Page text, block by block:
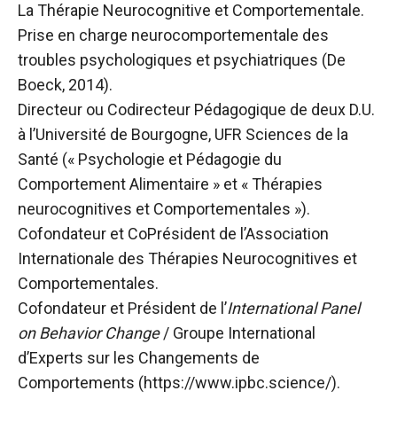
La Thérapie Neurocognitive et Comportementale.
Prise en charge neurocomportementale des
troubles psychologiques et psychiatriques (De
Boeck, 2014).
Directeur ou Codirecteur Pédagogique de deux D.U.
à l’Université de Bourgogne, UFR Sciences de la
Santé (« Psychologie et Pédagogie du
Comportement Alimentaire » et « Thérapies
neurocognitives et Comportementales »).
Cofondateur et CoPrésident de l’Association
Internationale des Thérapies Neurocognitives et
Comportementales.
Cofondateur et Président de l’International Panel
on Behavior Change/ Groupe International
d’Experts sur les Changements de
Comportements (https://www.ipbc.science/).